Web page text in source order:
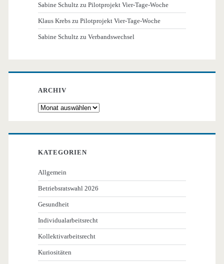
Sabine Schultz zuPilotprojekt Vier-Tage-Woche
Klaus Krebs zuPilotprojekt Vier-Tage-Woche
Sabine Schultz zuVerbandswechsel
ARCHIV
Archiv
KATEGORIEN
Allgemein
Betriebsratswahl 2026
Gesundheit
Individualarbeitsrecht
Kollektivarbeitsrecht
Kuriositäten